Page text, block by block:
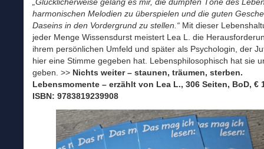
„Glücklicherweise gelang es mir, die dumpfen Töne des
harmonischen Melodien zu überspielen und die guten
Daseins in den Vordergrund zu stellen.“ Mit dieser
jeder Menge Wissensdurst meistert Lea L. die
ihrem persönlichen Umfeld und später als Psychologin, der
hier eine Stimme gegeben hat. Lebensphilosophisch hat sie
geben. >> Nichts weiter – staunen, träumen, sterben.
Lebensmomente – erzählt von Lea L., 306 Seiten, BoD, €
ISBN: 9783819239908